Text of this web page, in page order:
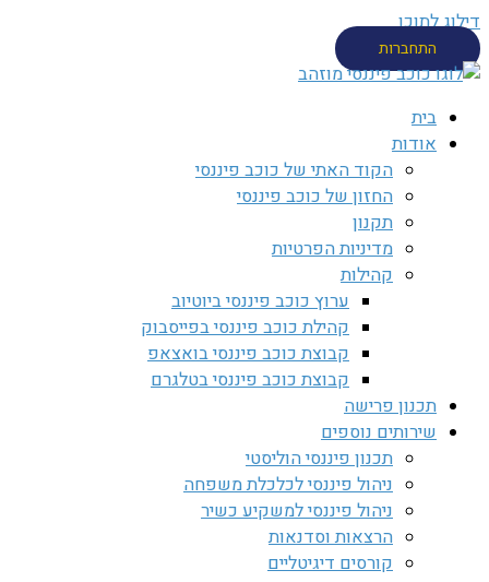
דילוג לתוכן
התחברות
בית
אודות
הקוד האתי של כוכב פיננסי
החזון של כוכב פיננסי
תקנון
מדיניות הפרטיות
קהילות
ערוץ כוכב פיננסי ביוטיוב
קהילת כוכב פיננסי בפייסבוק
קבוצת כוכב פיננסי בואצאפ
קבוצת כוכב פיננסי בטלגרם
תכנון פרישה
שירותים נוספים
תכנון פיננסי הוליסטי
ניהול פיננסי לכלכלת משפחה
ניהול פיננסי למשקיע כשיר
הרצאות וסדנאות
קורסים דיגיטליים